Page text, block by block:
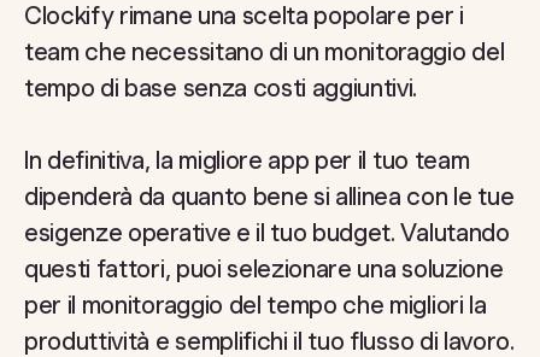
Clockify rimane una scelta popolare per i
team che necessitano di un monitoraggio del
tempo di base senza costi aggiuntivi.
In definitiva, la migliore app per il tuo team
dipenderà da quanto bene si allinea con le tue
esigenze operative e il tuo budget. Valutando
questi fattori, puoi selezionare una soluzione
per il monitoraggio del tempo che migliori la
produttività e semplifichi il tuo flusso di lavoro.